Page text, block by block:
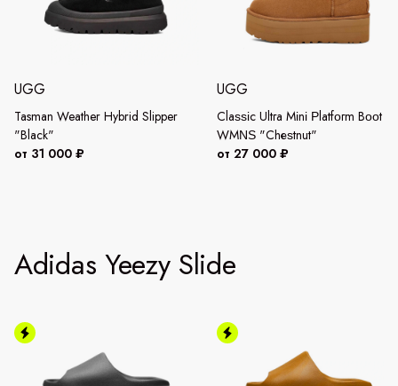
UGG
Tasman Weather Hybrid Slipper
"Black"
от 31 000 ₽
UGG
Сlаѕѕіс Ultга Міnі Ρlаtfοгm Вοοt
WМΝЅ "Сhеѕtnut"
от 27 000 ₽
Adidas Yeezy Slide